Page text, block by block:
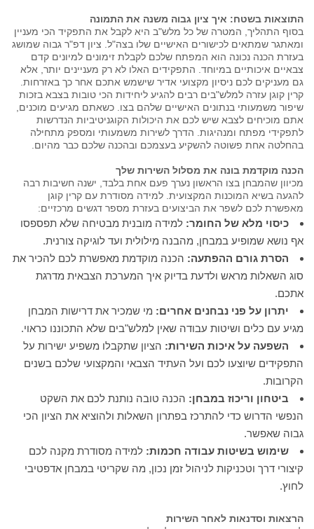
התוצאות בשטח: איך ציון גבוה משנה את התמונה
בסוף התהליך, המטרה של כל מלש"ב היא לקבל את התפקיד הכי מעניין
ומאתגר שמתאים לכישורים האישיים שלו בצה"ל. ציון דפ"ר גבוה שמושג
בעזרת הכנה נכונה הוא המפתח שלכם לקבלת זימונים למיונים קדם
צבאיים איכותיים במיוחד. התפקידים האלו לא רק מעניינים יותר, אלא
גם מעניקים לכם ניסיון מקצועי אדיר שישמש אתכם אחר כך באזרחות.
קרין קוגן עזרה למלש"בים רבים להגיע ליחידות הכי טובות בצבא בזכות
שיפור משמעותי בנתונים האישיים שלהם בצו. כשאתם מגיעים מוכנים,
אתם מוכיחים לצבא שיש לכם את היכולות הקוגניטיביות הנדרשות
לתפקידי מפתח ומנהיגות. הדרך לשירות משמעותי ומספק מתחילה
בהחלטה אחת פשוטה להשקיע בעצמכם ובהכנה שלכם כבר מהיום.
הכנה מוקדמת בונה את מסלול השירות שלך
מכיוון שהמבחן בצו הראשון נערך פעם אחת בלבד, ישנה חשיבות רבה
להגעה בשיא המוכנות המקצועית. למידה מסודרת עם קרין קוגן
מאפשרת לכם לשפר את הביצועים בעזרת מספר דגשים מרכזיים:
כיסוי מלא של החומר: למידה מובנית מבטיחה שלא תפספסו
אף נושא שמופיע במבחן, מהבנה מילולית ועד לוגיקה צורנית.
הסרת גורם ההפתעה: הכנה מוקדמת מאפשרת לכם להכיר את
סוג השאלות מראש ולדעת בדיוק איך המערכת הצבאית מדרגת
אתכם.
יתרון על פני נבחנים אחרים: מי שמכיר את דרישות המבחן
מגיע עם כלים ושיטות עבודה שאין למלש"בים שלא התכוננו כראוי.
השפעה על איכות השירות: הציון שתקבלו משפיע ישירות על
התפקידים שיוצעו לכם ועל העתיד הצבאי והמקצועי שלכם בשנים
הקרובות.
ביטחון וריכוז במבחן: הכנה טובה נותנת לכם את השקט
הנפשי הדרוש כדי להתרכז בפתרון השאלות ולהוציא את הציון הכי
גבוה שאפשר.
שימוש בשיטות עבודה חכמות: למידה מסודרת מקנה לכם
קיצורי דרך וטכניקות לניהול זמן נכון, מה שקריטי במבחן אדפטיבי
לחוץ.
הרצאות וסדנאות לאחר השירות